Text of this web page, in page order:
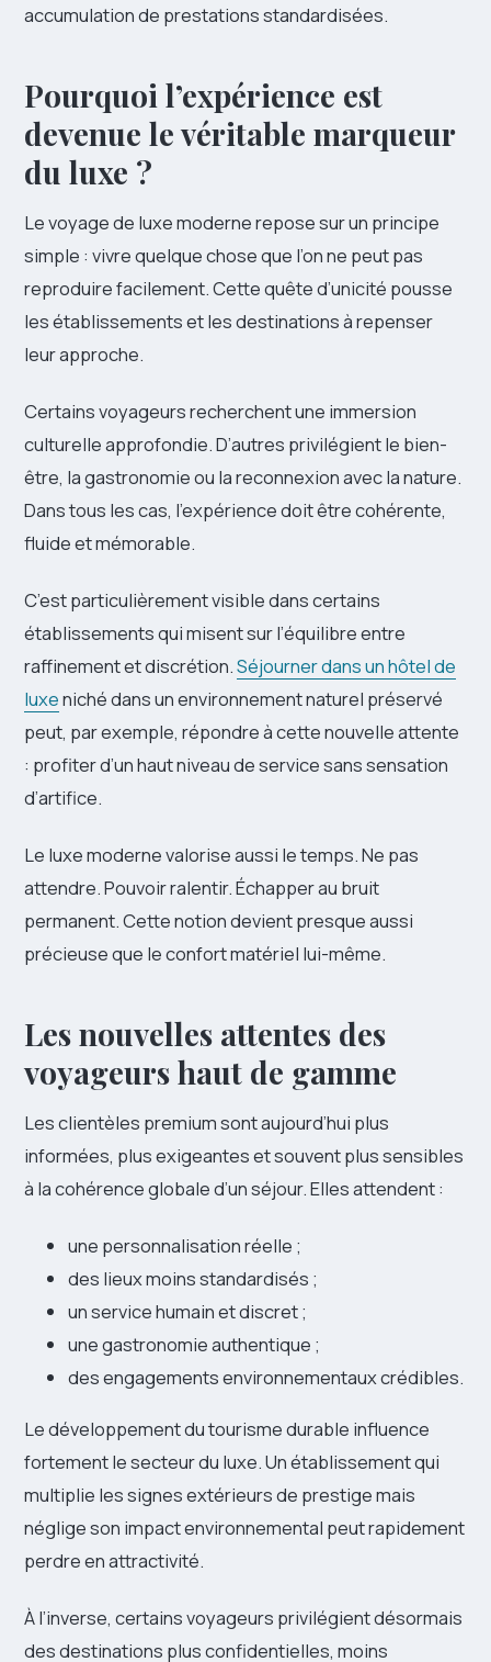
accumulation de prestations standardisées.
Pourquoi l’expérience est
devenue le véritable marqueur
du luxe ?
Le voyage de luxe moderne repose sur un principe
simple : vivre quelque chose que l’on ne peut pas
reproduire facilement. Cette quête d’unicité pousse
les établissements et les destinations à repenser
leur approche.
Certains voyageurs recherchent une immersion
culturelle approfondie. D’autres privilégient le bien-
être, la gastronomie ou la reconnexion avec la nature.
Dans tous les cas, l’expérience doit être cohérente,
fluide et mémorable.
C’est particulièrement visible dans certains
établissements qui misent sur l’équilibre entre
raffinement et discrétion.Séjourner dans un hôtel de
luxeniché dans un environnement naturel préservé
peut, par exemple, répondre à cette nouvelle attente
: profiter d’un haut niveau de service sans sensation
d’artifice.
Le luxe moderne valorise aussi le temps. Ne pas
attendre. Pouvoir ralentir. Échapper au bruit
permanent. Cette notion devient presque aussi
précieuse que le confort matériel lui-même.
Les nouvelles attentes des
voyageurs haut de gamme
Les clientèles premium sont aujourd’hui plus
informées, plus exigeantes et souvent plus sensibles
à la cohérence globale d’un séjour. Elles attendent :
une personnalisation réelle ;
des lieux moins standardisés ;
un service humain et discret ;
une gastronomie authentique ;
des engagements environnementaux crédibles.
Le développement du tourisme durable influence
fortement le secteur du luxe. Un établissement qui
multiplie les signes extérieurs de prestige mais
néglige son impact environnemental peut rapidement
perdre en attractivité.
À l’inverse, certains voyageurs privilégient désormais
des destinations plus confidentielles, moins